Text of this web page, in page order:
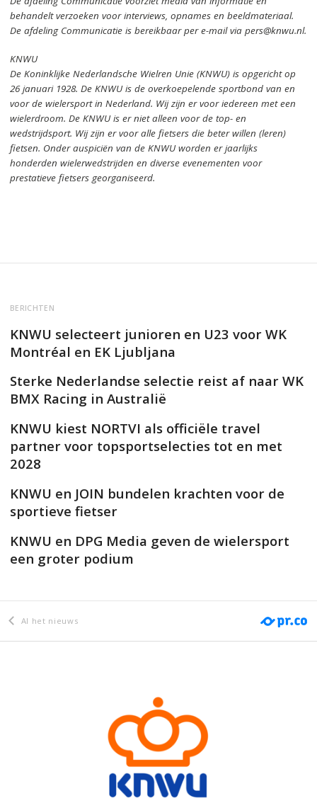
behandelt verzoeken voor interviews, opnames en beeldmateriaal.
De afdeling Communicatie is bereikbaar per e-mail via pers@knwu.nl.
KNWU
De Koninklijke Nederlandsche Wielren Unie (KNWU) is opgericht op
26 januari 1928.De KNWU is de overkoepelende sportbond van en
voor de wielersport in Nederland. Wij zijn er voor iedereen met een
wielerdroom.De KNWU is er niet alleen voor de top- en
wedstrijdsport. Wij zijn ervoor alle fietsers die beter willen (leren)
fietsen. Onder auspiciën van de KNWU worden er jaarlijks
honderden wielerwedstrijden en diverse evenementen voor
prestatieve fietsers georganiseerd.
BERICHTEN
KNWU selecteert junioren en U23 voor WK
Montréal en EK Ljubljana
Sterke Nederlandse selectie reist af naar WK
BMX Racing in Australië
KNWU kiest NORTVI als officiële travel
partner voor topsportselecties tot en met
2028
KNWU en JOIN bundelen krachten voor de
sportieve fietser
KNWU en DPG Media geven de wielersport
een groter podium
Al het nieuws